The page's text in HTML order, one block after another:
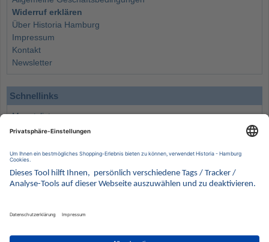
Widerruf erklären
Über Historia Hamburg
Impressum
Kontakt
Newsletter
Schnellinks
Monatsliste
Angebote
Wissenswertes
Kontakt